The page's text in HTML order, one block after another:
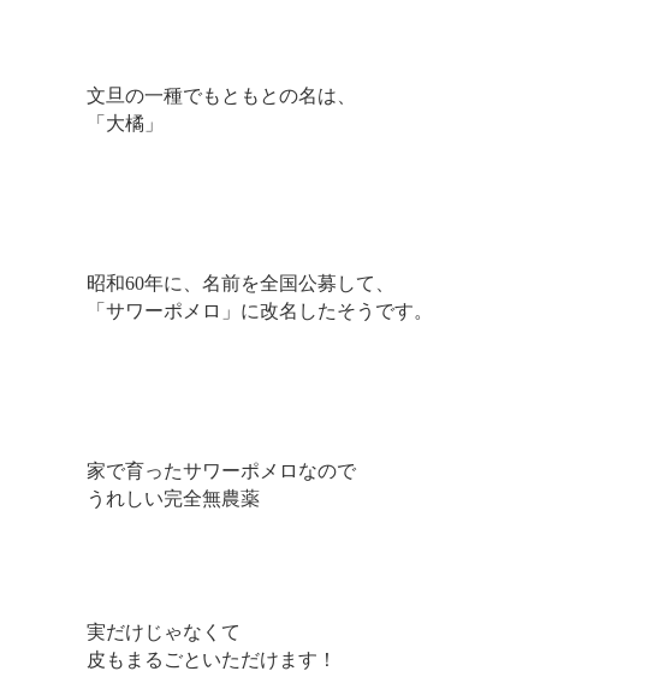
文旦の一種でもともとの名は、
「大橘」
昭和60年に、名前を全国公募して、
「サワーポメロ」に改名したそうです。
家で育ったサワーポメロなので
うれしい完全無農薬
実だけじゃなくて
皮もまるごといただけます！